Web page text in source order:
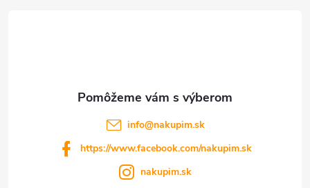
info@nakupim.sk
https://www.facebook.com/nakupim.sk
nakupim.sk